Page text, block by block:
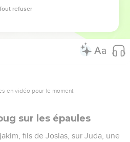
de Shaphan, intervint en faveur
en vidéo pour le moment.
sur les épaules
fils de Josias, sur Juda, une
refuser